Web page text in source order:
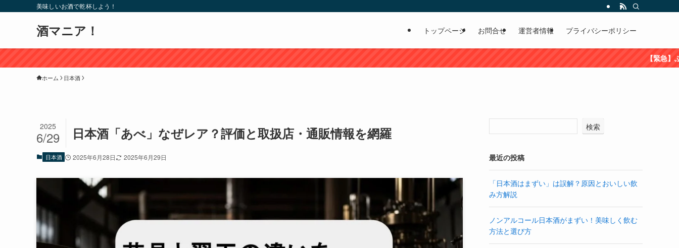
美味しいお酒で乾杯しよう！
酒マニア！ トップページ お問合せ 運営者情報 プライバシーポリシー
【緊急】ふるさと納税で酒が貰
ホーム 日本酒
日本酒「あべ」なぜレア？評価と取扱店・通販情報を網羅
2025
6/29
日本酒 2025年6月28日 2025年6月29日
検索
最近の投稿
「日本酒はまずい」は誤解？原因とおいしい飲
み方解説
ノンアルコール日本酒がまずい！美味しく飲む
方法と選び方